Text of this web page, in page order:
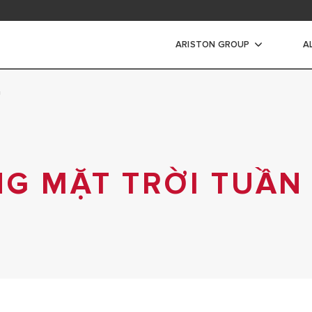
area
ARISTON GROUP
Air Listrik
MẶT TRỜI